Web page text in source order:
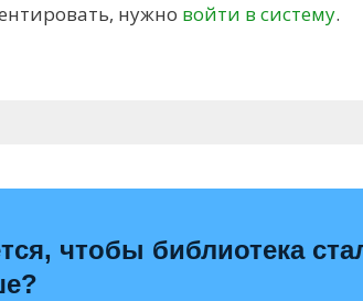
нужно войти в систему.
чтобы библиотека